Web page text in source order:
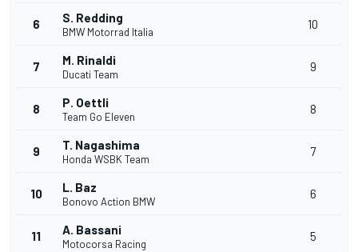
6 S. Redding
BMW Motorrad Italia
10
7 M. Rinaldi
Ducati Team
9
8 P. Oettli
Team Go Eleven
8
9 T. Nagashima
Honda WSBK Team
7
10 L. Baz
Bonovo Action BMW
6
11 A. Bassani
Motocorsa Racing
5